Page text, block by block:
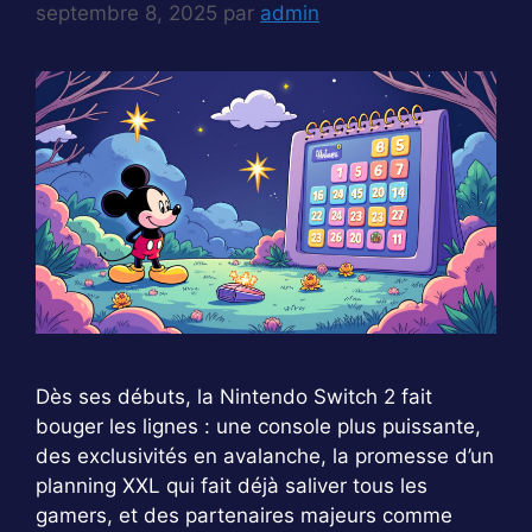
septembre 8, 2025 par admin
Dès ses débuts, la Nintendo Switch 2 fait
bouger les lignes : une console plus puissante,
des exclusivités en avalanche, la promesse d’un
planning XXL qui fait déjà saliver tous les
gamers, et des partenaires majeurs comme